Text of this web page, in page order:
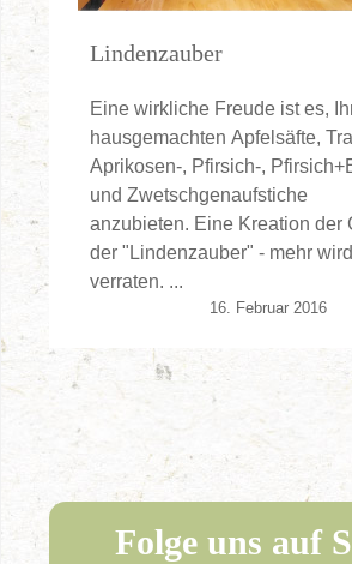
Lindenzauber
Eine wirkliche Freude ist es,
hausgemachten Apfelsäfte,
Aprikosen-, Pfirsich-,
und Zwetschgenaufstiche
anzubieten. Eine Kreation der
der "Lindenzauber" - mehr
verraten. ...
16. Februar 2016
Folge uns auf